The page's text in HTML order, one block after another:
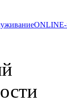
ONLINE-